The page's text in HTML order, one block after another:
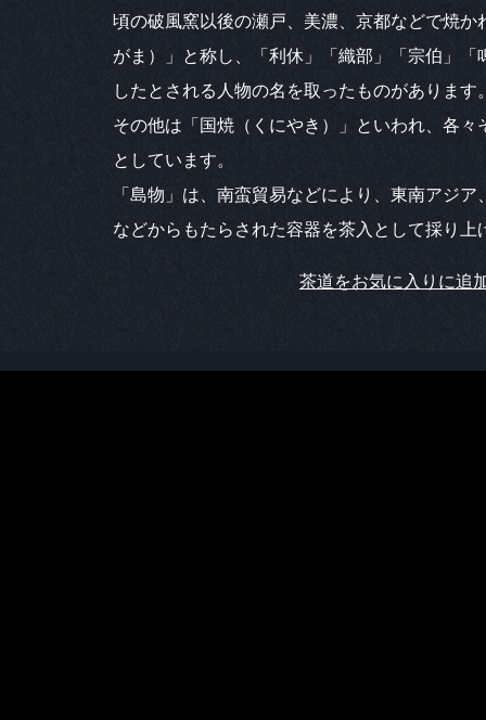
頃の破風窯以後の瀬戸、美濃、京都などで焼か
がま）」と称し、「利休」「織部」「宗伯」「
したとされる人物の名を取ったものがあります
その他は「国焼（くにやき）」といわれ、各々
としています。
「島物」は、南蛮貿易などにより、東南アジ
などからもたらされた容器を茶入として採り上
茶道をお気に入りに追